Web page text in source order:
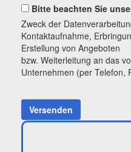
Bitte beachten Sie
Zweck der
Kontaktaufnahme,
Erstellung von Angeboten
bzw. Weiterleitung an das
Unternehmen (per Telefon,
Versenden